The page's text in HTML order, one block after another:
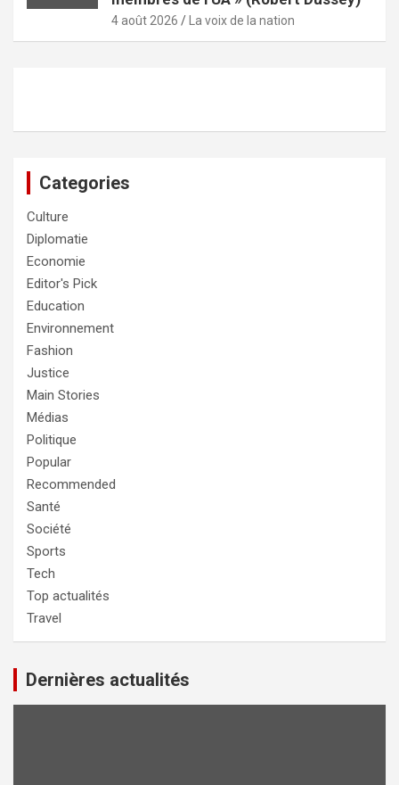
4 août 2026 La voix de la nation
Categories
Culture
Diplomatie
Economie
Editor's Pick
Education
Environnement
Fashion
Justice
Main Stories
Médias
Politique
Popular
Recommended
Santé
Société
Sports
Tech
Top actualités
Travel
Dernières actualités